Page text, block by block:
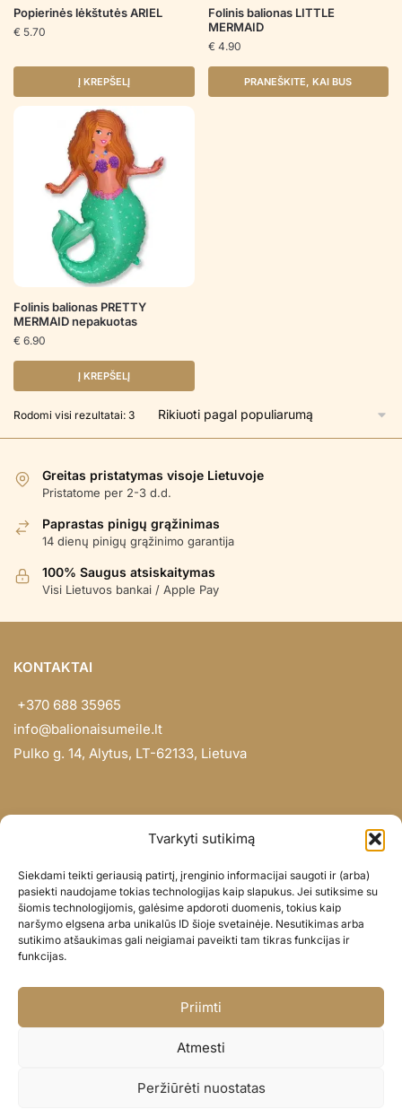
Tvarkyti sutikimą
Siekdami teikti geriausią patirtį, įrenginio informacijai saugoti ir (arba)
pasiekti naudojame tokias technologijas kaip slapukus. Jei sutiksime su
šiomis technologijomis, galėsime apdoroti duomenis, tokius kaip
naršymo elgsena arba unikalūs ID šioje svetainėje. Nesutikimas arba
sutikimo atšaukimas gali neigiamai paveikti tam tikras funkcijas ir
funkcijas.
Priimti
Atmesti
Peržiūrėti nuostatas
Popierinės lėkštutės ARIEL
€ 5.70
Į KREPŠELĮ
Folinis balionas LITTLE
MERMAID
€ 4.90
PRANEŠKITE, KAI BUS
Folinis balionas PRETTY
MERMAID nepakuotas
€ 6.90
Į KREPŠELĮ
Rodomi visi rezultatai: 3Rūšiuojama
Greitas pristatymas visoje Lietuvoje
Pristatome per 2-3 d.d.
Paprastas pinigų grąžinimas
14 dienų pinigų grąžinimo garantija
100% Saugus atsiskaitymas
Visi Lietuvos bankai / Apple Pay
KONTAKTAI
+370 688 35965
info@balionaisumeile.lt
Pulko g. 14, Alytus, LT-62133, Lietuva
Didmena
Darbų portfolio
Privatumo politika
Parduotuvės politika
© BALIONAISUMEILE 2024